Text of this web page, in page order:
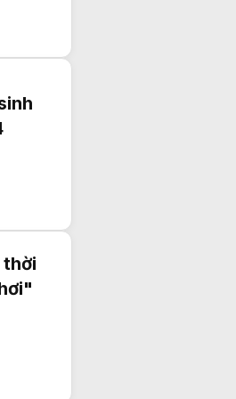
thời